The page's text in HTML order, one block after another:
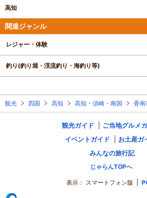
高知
関連ジャンル
レジャー・体験
釣り(釣り堀・渓流釣り・海釣り等)
観光 四国 高知 高知・須崎・南国 香南
観光ガイド
ご当地グルメ
イベントガイド
お土産ガ
みんなの旅行記
じゃらんTOPへ
表示： スマートフォン版